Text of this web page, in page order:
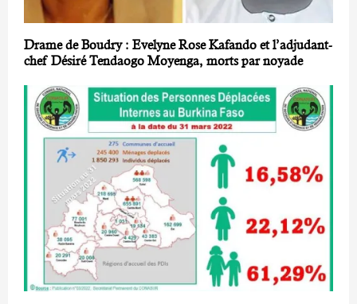
Drame de Boudry : Evelyne Rose Kafando et l’adjudant-
chef Désiré Tendaogo Moyenga, morts par noyade